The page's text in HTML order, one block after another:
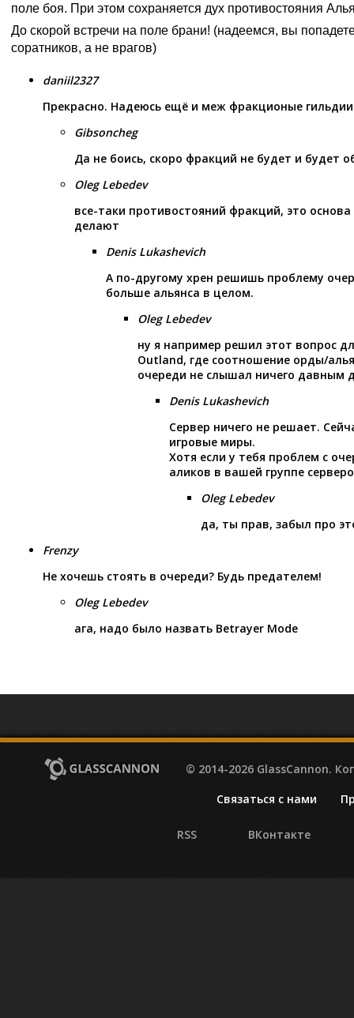
поле боя. При этом сохраняется дух противостояния
До скорой встречи на поле брани! (надеемся, вы
соратников, а не врагов)
daniil2327
Прекрасно. Надеюсь ещё и меж фракционые гильдии
Gibsoncheg
Да не боись, скоро фракций не будет и будет
Oleg Lebedev
все-таки противостояний фракций, это
делают
Denis Lukashevich
А по-другому хрен решишь проблему
больше альянса в целом.
Oleg Lebedev
ну я например решил этот вопрос
Outland, где соотношение орды/
очереди не слышал ничего давным
Denis Lukashevich
Сервер ничего не решает.
игровые миры.
Хотя если у тебя проблем с
аликов в вашей группе
Oleg Lebedev
да, ты прав, забыл про
Frenzy
Не хочешь стоять в очереди? Будь предателем!
Oleg Lebedev
ага, надо было назвать Betrayer Mode
© 2014-2026 GlassCannon.
Связаться с нами
RSS ВКонтакте